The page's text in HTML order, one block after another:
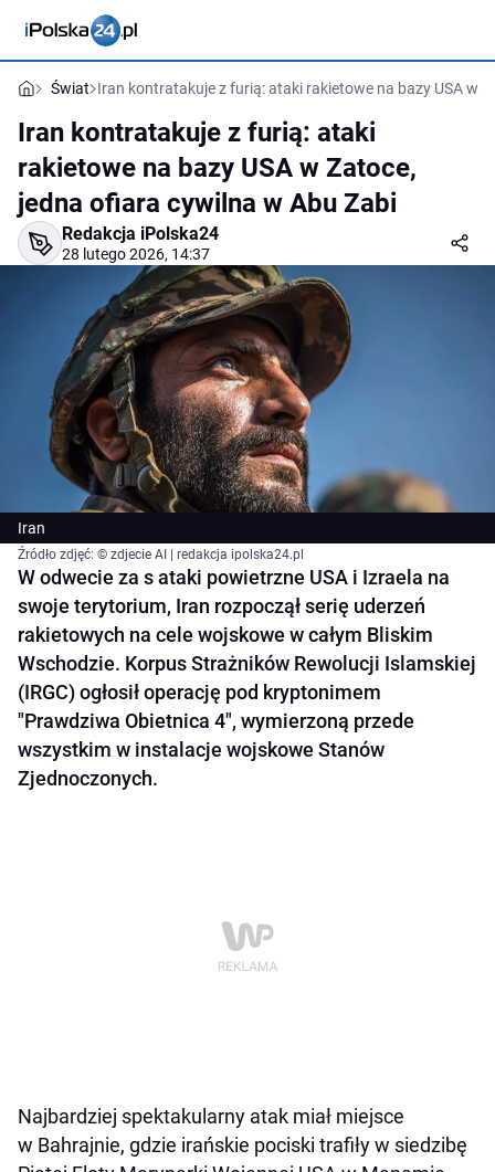
Świat Iran kontratakuje z furią: ataki rakietowe na bazy USA w
Iran kontratakuje z furią: ataki
rakietowe na bazy USA w Zatoce,
jedna ofiara cywilna w Abu Zabi
Redakcja iPolska24
28 lutego 2026, 14:37
Iran
Źródło zdjęć: © zdjecie AI | redakcja ipolska24.pl
W odwecie za s ataki powietrzne USA i Izraela na
swoje terytorium, Iran rozpoczął serię uderzeń
rakietowych na cele wojskowe w całym Bliskim
Wschodzie. Korpus Strażników Rewolucji Islamskiej
(IRGC) ogłosił operację pod kryptonimem
"Prawdziwa Obietnica 4", wymierzoną przede
wszystkim w instalacje wojskowe Stanów
Zjednoczonych.
Najbardziej spektakularny atak miał miejsce
w Bahrajnie, gdzie irańskie pociski trafiły w siedzibę